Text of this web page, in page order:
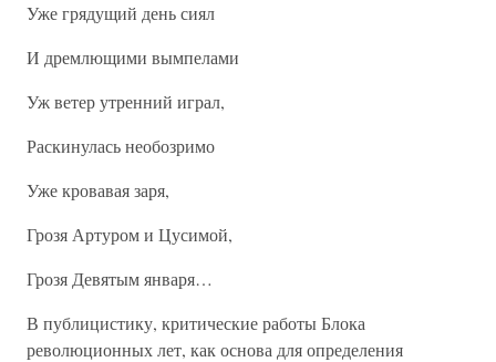
Уже грядущий день сиял
И дремлющими вымпелами
Уж ветер утренний играл,
Раскинулась необозримо
Уже кровавая заря,
Грозя Артуром и Цусимой,
Грозя Девятым января…
В публицистику, критические работы Блока
революционных лет, как основа для определения